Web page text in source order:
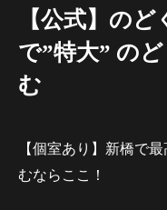
【公式】の
で”特大” の
む
【個室あり】新橋で
むならここ！